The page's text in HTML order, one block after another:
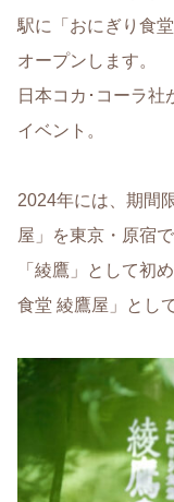
駅に「おにぎり食
オープンします。
日本コカ･コーラ
イベント。
2024年には、期間
屋」を東京・原宿
「綾鷹」として初
食堂 綾鷹屋」とし